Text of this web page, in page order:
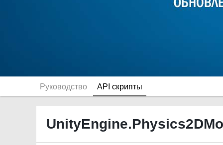
Руководство API скрипты